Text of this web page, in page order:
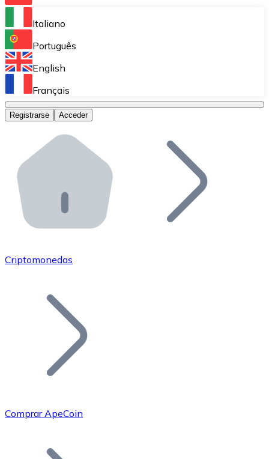
Bitnovo Ramp
Integra nuestra solución en tu plataforma.
Bitnovo Giftcards
Bitnovo OTC
Bitnovo ATM
Integra un ATM Bitnovo en tu negocio y permite que
Bitnovo API
Integra nuestra API en tu ecosistema.
Únete a nuestra red de distribuidores.
Añade tu proyecto a nuestro ecosistema.
Bitcoin
Italiano
Português
English
Français
Registrarse Acceder
Criptomonedas
Comprar ApeCoin